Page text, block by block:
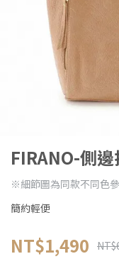
FIRANO-側
※細節圖為同款不同色
簡約輕便
NT$1,490